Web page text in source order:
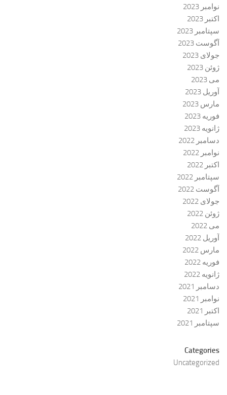
نوامبر 2023
اکتبر 2023
سپتامبر 2023
آگوست 2023
جولای 2023
ژوئن 2023
می 2023
آوریل 2023
مارس 2023
فوریه 2023
ژانویه 2023
دسامبر 2022
نوامبر 2022
اکتبر 2022
سپتامبر 2022
آگوست 2022
جولای 2022
ژوئن 2022
می 2022
آوریل 2022
مارس 2022
فوریه 2022
ژانویه 2022
دسامبر 2021
نوامبر 2021
اکتبر 2021
سپتامبر 2021
Categories
Uncategorized